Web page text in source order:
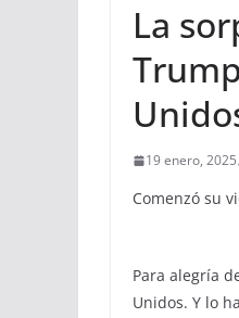
La
19 enero, 2025
Comenzó su
Para alegría
Unidos. Y lo